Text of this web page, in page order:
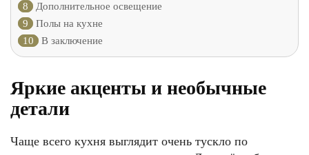
8
Дополнительное освещение
9
Полы на кухне
10
В заключение
Яркие акценты и необычные
детали
Чаще всего кухня выглядит очень тускло по